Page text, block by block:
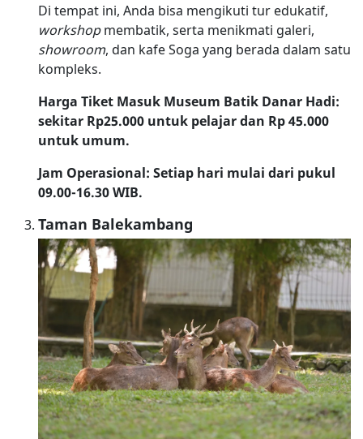
Di tempat ini, Anda bisa mengikuti tur edukatif,
workshopmembatik, serta menikmati galeri,
showroom, dan kafe Soga yang berada dalam satu
kompleks.
Harga Tiket Masuk Museum Batik Danar Hadi:
sekitar Rp25.000 untuk pelajar dan Rp 45.000
untuk umum.
Jam Operasional: Setiap hari mulai dari pukul
09.00-16.30 WIB.
Taman Balekambang